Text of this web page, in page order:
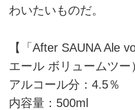
わいたいものだ。
【「After SAUNA Ale
エール ボリュームツー
アルコール分：4.5％
内容量：500ml